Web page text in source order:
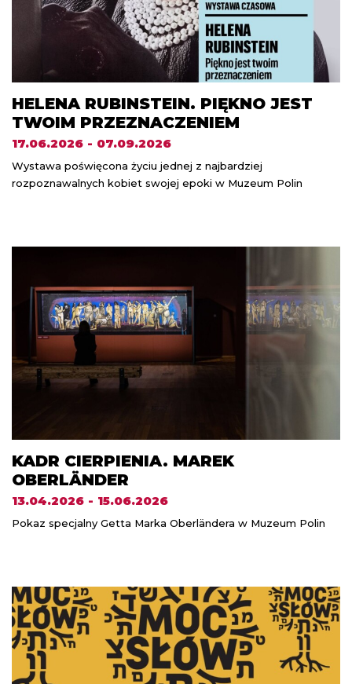
HELENA RUBINSTEIN. PIĘKNO JEST
TWOIM PRZEZNACZENIEM
17.06.2026 - 07.09.2026
Wystawa poświęcona życiu jednej z najbardziej
rozpoznawalnych kobiet swojej epoki w Muzeum Polin
KADR CIERPIENIA. MAREK
OBERLÄNDER
13.04.2026 - 15.06.2026
Pokaz specjalny Getta Marka Oberländera w Muzeum Polin